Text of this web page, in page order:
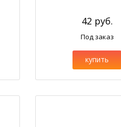
42 руб.
Под заказ
купить